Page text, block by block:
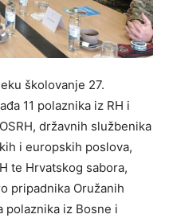
školovanje 27.
11 polaznika iz RH i
državnih službenika
i europskih poslova,
te Hrvatskog sabora,
pripadnika Oružanih
polaznika iz Bosne i